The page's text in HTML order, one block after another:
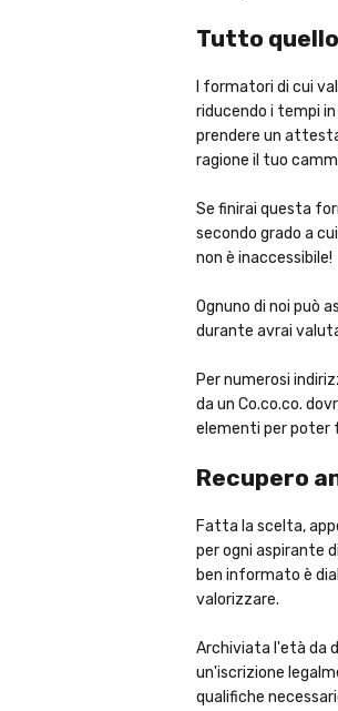
Tutto
I formatori di cui
riducendo i tempi
prendere un
ragione il tuo
Se finirai questa
secondo grado a
non è inaccessibile!
Ognuno di noi può
durante avrai
Per numerosi
da un Co.co.co.
elementi per poter
Recupero
Fatta la scelta,
per ogni aspirante
ben informato è
valorizzare.
Archiviata l'età da
un'iscrizione
qualifiche